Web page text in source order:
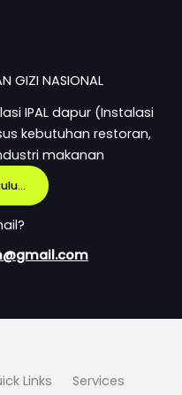
GIZI NASIONAL
IPAL dapur (Instalasi
kebutuhan restoran,
makanan
Links
Services